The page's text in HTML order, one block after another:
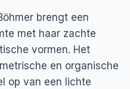
brengt een
met haar zachte
vormen. Het
en organische
op van een lichte